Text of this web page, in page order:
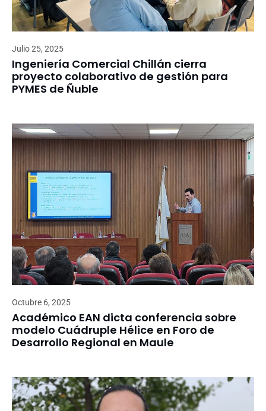
Julio 25, 2025
Ingeniería Comercial Chillán cierra
proyecto colaborativo de gestión para
PYMES de Ñuble
Octubre 6, 2025
Académico EAN dicta conferencia sobre
modelo Cuádruple Hélice en Foro de
Desarrollo Regional en Maule